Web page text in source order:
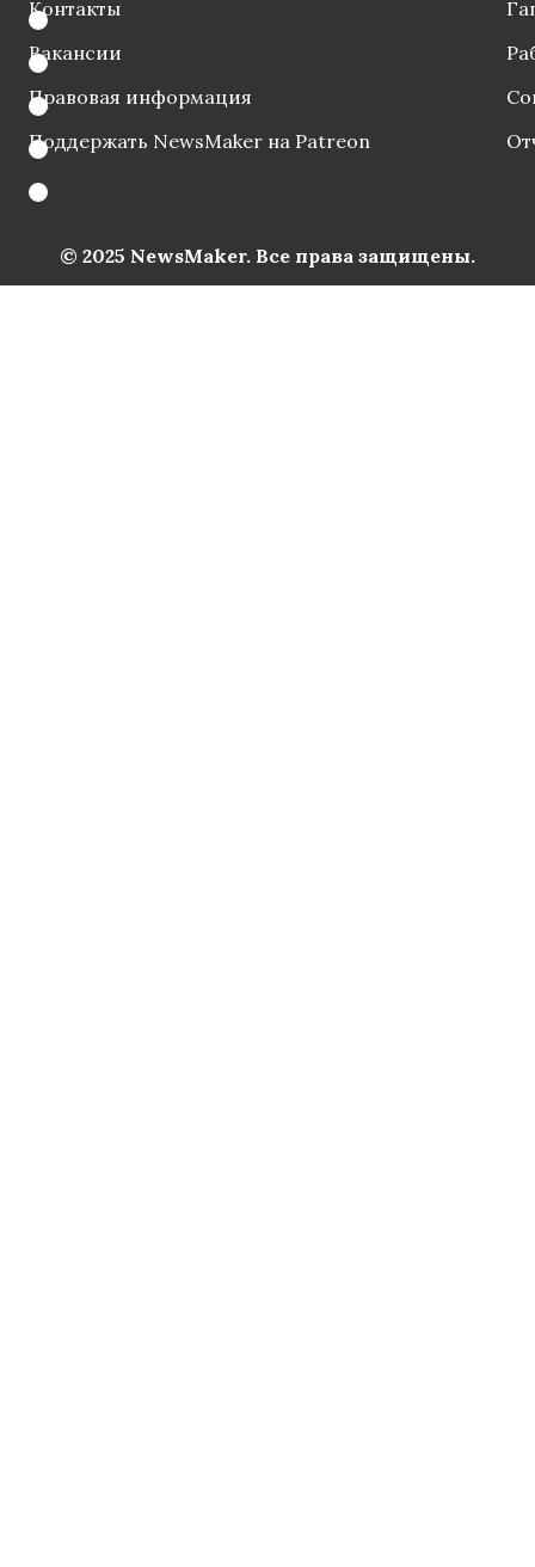
Контакты
Вакансии
Правовая информация
Поддержать NewsMaker на Patreon
© 2025 NewsMaker. Все права защищены.